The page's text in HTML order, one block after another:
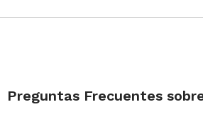
Preguntas Frecuentes